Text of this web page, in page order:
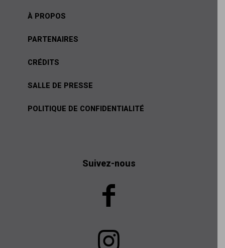
À PROPOS
PARTENAIRES
CRÉDITS
SALLE DE PRESSE
POLITIQUE DE CONFIDENTIALITÉ
Suivez-nous